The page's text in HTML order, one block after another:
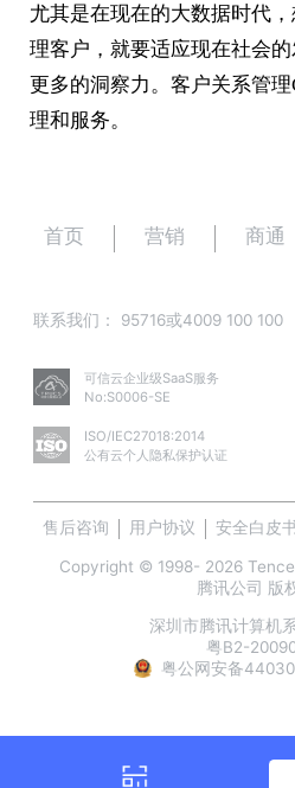
尤其是在现在的大数据时代
理客户，就要适应现在社会
更多的洞察力。客户关系管
理和服务。
首页 营销 商通
联系我们： 95716或4009 100 100
可信云企业级SaaS服务
No:S0006-SE
ISO/IEC27018:2014
公有云个人隐私保护认证
售后咨询 用户协议 安全白皮
Copyright © 1998- 2026
腾讯公司 版
深圳市腾讯计算机
粤B2-
粤公网安备